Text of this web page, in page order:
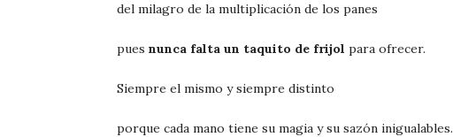
del milagro de la multiplicación de los panes
pues nunca falta un taquito de frijol para ofrecer.
Siempre el mismo y siempre distinto
porque cada mano tiene su magia y su sazón inigualables.